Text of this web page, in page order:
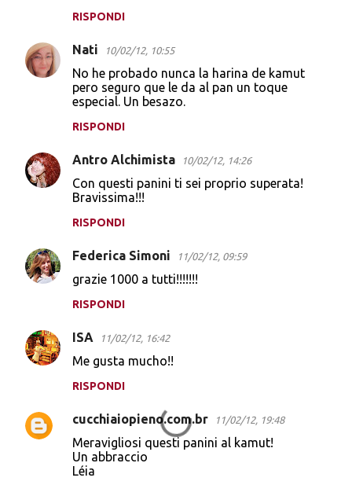
RISPONDI
Nati 10/02/12, 10:55
No he probado nunca la harina de kamut
pero seguro que le da al pan un toque
especial. Un besazo.
RISPONDI
Antro Alchimista 10/02/12, 14:26
Con questi panini ti sei proprio superata!
Bravissima!!!
RISPONDI
Federica Simoni 11/02/12, 09:59
grazie 1000 a tutti!!!!!!!
RISPONDI
ISA 11/02/12, 16:42
Me gusta mucho!!
RISPONDI
cucchiaiopieno.com.br 11/02/12, 19:48
Meravigliosi questi panini al kamut!
Un abbraccio
Léia